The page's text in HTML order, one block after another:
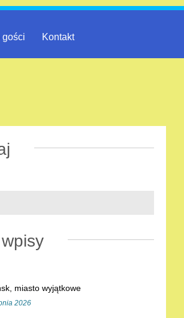
gości Kontakt
miasto wyjątkowe
2026